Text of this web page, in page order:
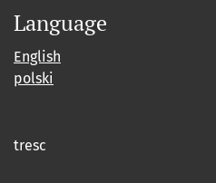
Language
English
polski
tresc